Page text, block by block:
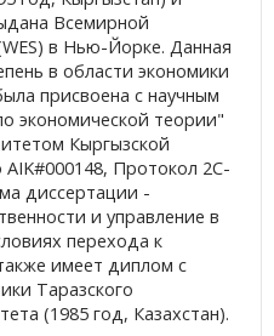
Всемирной
в Нью-Йорке. Данная
в области экономики
присвоена с научным
экономической теории"
Кыргызской
Протокол 2C-
диссертации -
и управление в
перехода к
имеет диплом с
Таразского
(1985 год, Казахстан).